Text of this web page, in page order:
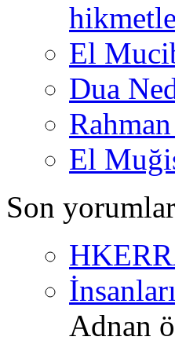
El
Dua
El
Son yorumlar
Adnan